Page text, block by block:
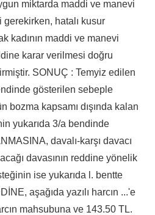
miktarda maddi ve manevi
hatalı kusur
kadının maddi ve manevi
karar verilmesi doğru
SONUÇ : Temyiz edilen
gösterilen sebeple
bozma kapsamı dışında kalan
yukarıda 3/a bendinde
davalı-karşı davacı
davasının reddine yönelik
ise yukarıda l. bentte
aşağıda yazılı harcın ...'e
mahsubuna ve 143.50 TL.